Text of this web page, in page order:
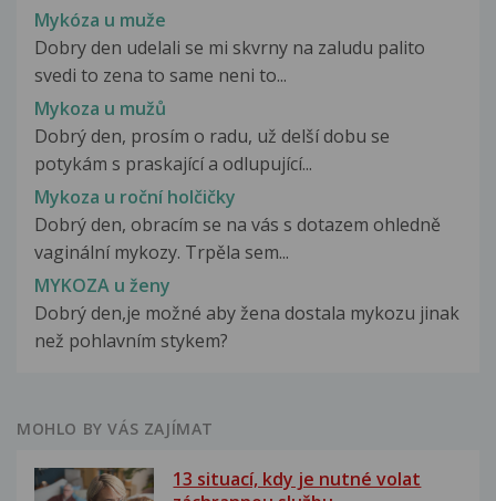
Mykóza u muže
Dobry den udelali se mi skvrny na zaludu palito
svedi to zena to same neni to...
Mykoza u mužů
Dobrý den, prosím o radu, už delší dobu se
potykám s praskající a odlupující...
Mykoza u roční holčičky
Dobrý den, obracím se na vás s dotazem ohledně
vaginální mykozy. Trpěla sem...
MYKOZA u ženy
Dobrý den,je možné aby žena dostala mykozu jinak
než pohlavním stykem?
MOHLO BY VÁS ZAJÍMAT
13 situací, kdy je nutné volat